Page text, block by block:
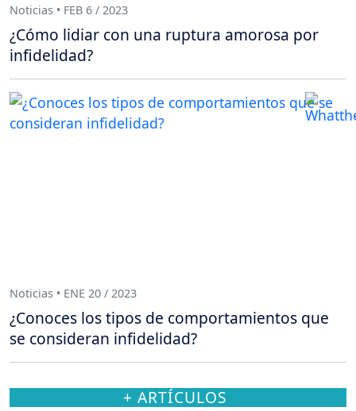
Noticias • FEB 6 / 2023
¿Cómo lidiar con una ruptura amorosa por
infidelidad?
Noticias • ENE 20 / 2023
¿Conoces los tipos de comportamientos que
se consideran infidelidad?
+ ARTÍCULOS